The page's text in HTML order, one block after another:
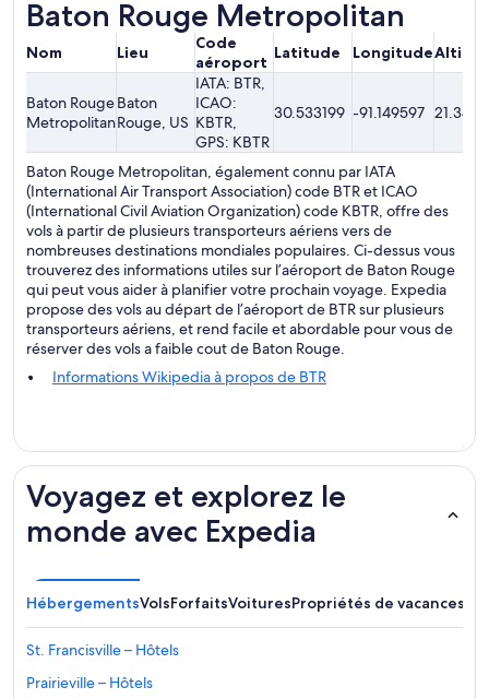
Baton Rouge Metropolitan
Nom Lieu
Code
aéroport Latitude Longitude
Baton Rouge
Metropolitan
Baton
Rouge, US
IATA: BTR,
ICAO:
KBTR,
GPS: KBTR
30.533199 -91.149597
Baton Rouge Metropolitan, également connu par IATA
(International Air Transport Association) code BTR et ICAO
(International Civil Aviation Organization) code KBTR, offre des
vols à partir de plusieurs transporteurs aériens vers de
nombreuses destinations mondiales populaires. Ci-dessus vous
trouverez des informations utiles sur l’aéroport de Baton Rouge
qui peut vous aider à planifier votre prochain voyage. Expedia
propose des vols au départ de l’aéroport de BTR sur plusieurs
transporteurs aériens, et rend facile et abordable pour vous de
réserver des vols a faible cout de Baton Rouge.
Informations Wikipedia à propos de BTR
Voyagez et explorez le
monde avec Expedia
HébergementsVolsForfaitsVoituresPropriétés de vacances
St. Francisville – Hôtels
Prairieville – Hôtels